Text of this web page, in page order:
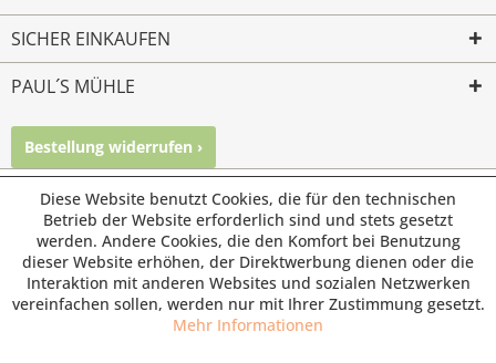
SICHER EINKAUFEN
PAUL´S MÜHLE
Bestellung widerrufen ›
© Paul's Mühle | Inhaber: Christof Paul e.K. | Westring 2 |
45659 Recklinghausen
Fax: 02361 -28831 | E-Mail: info@pauls-muehle.de
Mailkontakt Facebook Instagram
Diese Website benutzt Cookies, die für den technischen
Betrieb der Website erforderlich sind und stets gesetzt
werden. Andere Cookies, die den Komfort bei Benutzung
dieser Website erhöhen, der Direktwerbung dienen oder die
Interaktion mit anderen Websites und sozialen Netzwerken
vereinfachen sollen, werden nur mit Ihrer Zustimmung gesetzt.
Mehr Informationen